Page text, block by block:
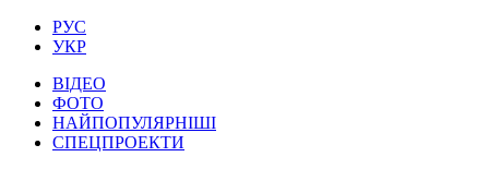
РУС
УКР
ВІДЕО
ФОТО
НАЙПОПУЛЯРНІШІ
СПЕЦПРОЕКТИ